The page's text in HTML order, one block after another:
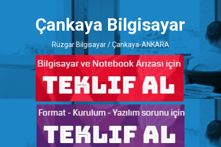
Çankaya Bilgisayar
Rüzgar Bilgisayar / Çankaya-ANKARA